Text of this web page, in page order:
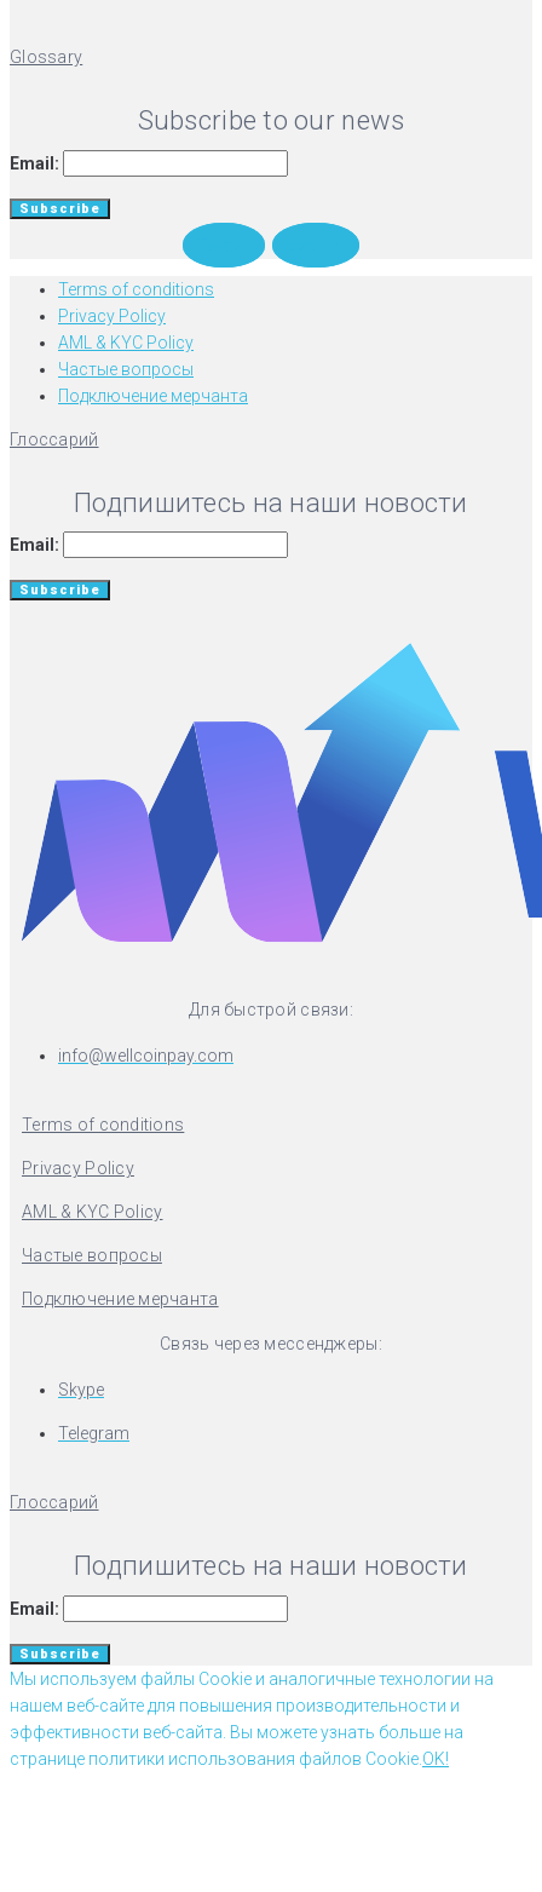
Glossary
Subscribe to our news
Email:
Terms of conditions
Privacy Policy
AML & KYC Policy
Частые вопросы
Подключение мерчанта
Глоссарий
Подпишитесь на наши новости
Email:
Для быстрой связи:
info@wellcoinpay.com
Terms of conditions
Privacy Policy
AML & KYC Policy
Частые вопросы
Подключение мерчанта
Связь через мессенджеры:
Skype
Telegram
Глоссарий
Подпишитесь на наши новости
Email:
Мы используем файлы Cookie и аналогичные технологии на
нашем веб-сайте для повышения производительности и
эффективности веб-сайта. Вы можете узнать больше на
странице политики использования файлов Cookie. OK!